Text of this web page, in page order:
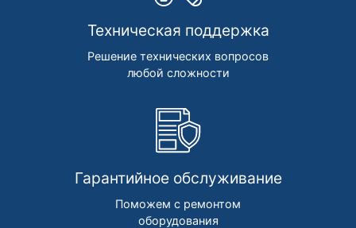
Техническая поддержка
Решение технических вопросов
любой сложности
Гарантийное обслуживание
Поможем с ремонтом
оборудования